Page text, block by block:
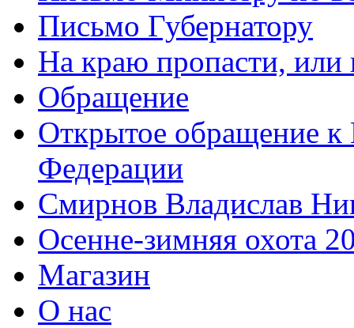
Письмо Губернатору
На краю пропасти, или
Обращение
Открытое обращение к
Федерации
Смирнов Владислав
Осенне-зимняя охота
Магазин
О нас